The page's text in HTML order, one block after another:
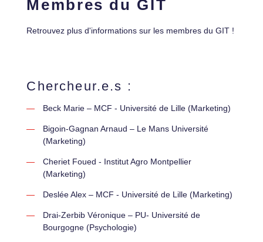
Membres du GIT
Retrouvez plus d'informations sur les membres du GIT !
Chercheur.e.s :
Beck Marie – MCF - Université de Lille (Marketing)
Bigoin-Gagnan Arnaud – Le Mans Université
(Marketing)
Cheriet Foued - Institut Agro Montpellier
(Marketing)
Deslée Alex – MCF - Université de Lille (Marketing)
Drai-Zerbib Véronique – PU- Université de
Bourgogne (Psychologie)